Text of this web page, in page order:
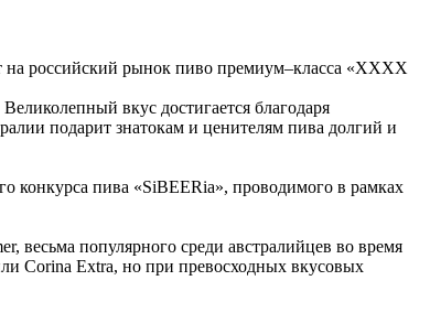
на российский рынок пиво премиум–класса «XXXX
вкус достигается благодаря
подарит знатокам и ценителям пива долгий и
конкурса пива «SiBEERia», проводимого в рамках
весьма популярного среди австралийцев во время
Corina Extra, но при превосходных вкусовых